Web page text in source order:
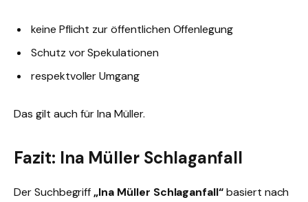
keine Pflicht zur öffentlichen Offenlegung
Schutz vor Spekulationen
respektvoller Umgang
Das gilt auch für Ina Müller.
Fazit: Ina Müller Schlaganfall
Der Suchbegriff„Ina Müller Schlaganfall“basiert nach